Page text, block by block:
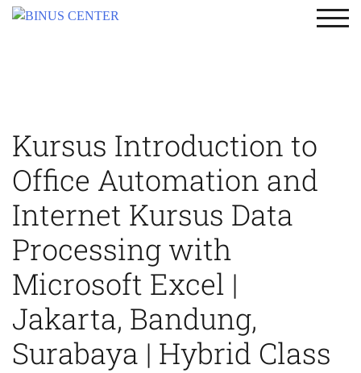
Kursus Introduction to
Office Automation and
Internet Kursus Data
Processing with
Microsoft Excel |
Jakarta, Bandung,
Surabaya | Hybrid Class